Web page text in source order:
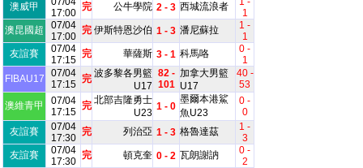
澳威甲
17:00
完 公牛學院 2 - 3 西城流浪者
1
澳昆國超
07/04
17:00
完 伊斯特恩沙伯 1 - 3 潘尼蘇拉
1 -
1
友誼賽
07/04
17:15
完 華薩斯 3 - 1 科馬咯
0 -
1
FIBAU17
07/04
17:15 完 波多黎各男籃
U17
82 -
101
加拿大男籃
U17
40 -
53
澳維青甲
07/04
17:15
完 北部吉隆勇士
U23
1 - 0
墨爾本港鯊
魚U23
0 -
0
友誼賽
07/04
17:30
完 列治亞 1 - 3 格魯達茲
1 -
3
友誼賽
07/04
17:30
完 頓克奎 0 - 2 瓦朗謝訥
0 -
2